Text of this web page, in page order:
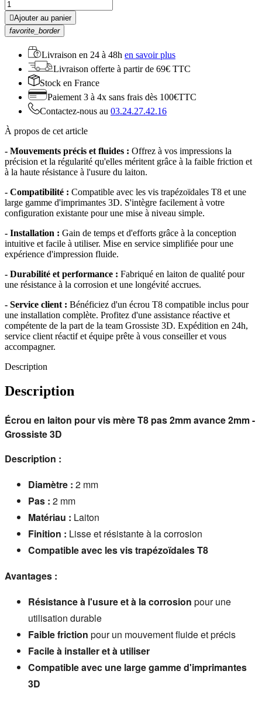
Ajouter au panier
favorite_border
Livraison en 24 à 48h en savoir plus
Livraison offerte à partir de 69€ TTC
Stock en France
Paiement 3 à 4x sans frais dès 100€TTC
Contactez-nous au 03.24.27.42.16
À propos de cet article
- Mouvements précis et fluides : Offrez à vos impressions la
précision et la régularité qu'elles méritent grâce à la faible friction et
à la haute résistance à l'usure du laiton.
- Compatibilité : Compatible avec les vis trapézoïdales T8 et une
large gamme d'imprimantes 3D. S'intègre facilement à votre
configuration existante pour une mise à niveau simple.
- Installation : Gain de temps et d'efforts grâce à la conception
intuitive et facile à utiliser. Mise en service simplifiée pour une
expérience d'impression fluide.
- Durabilité et performance : Fabriqué en laiton de qualité pour
une résistance à la corrosion et une longévité accrues.
- Service client : Bénéficiez d'un écrou T8 compatible inclus pour
une installation complète. Profitez d'une assistance réactive et
compétente de la part de la team Grossiste 3D. Expédition en 24h,
service client réactif et équipe prête à vous conseiller et vous
accompagner.
Description
Description
Écrou en laiton pour vis mère T8 pas 2mm avance 2mm -
Grossiste 3D
Description :
Diamètre : 2 mm
Pas : 2 mm
Matériau : Laiton
Finition : Lisse et résistante à la corrosion
Compatible avec les vis trapézoïdales T8
Avantages :
Résistance à l'usure et à la corrosion pour une
utilisation durable
Faible friction pour un mouvement fluide et précis
Facile à installer et à utiliser
Compatible avec une large gamme d'imprimantes
3D